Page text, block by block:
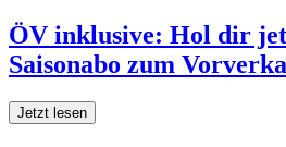
ÖV inklusive: Hol dir
Saisonabo zum
Jetzt lesen